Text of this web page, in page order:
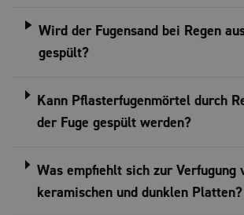
Wird der Fugensand bei Regen
gespült?
Kann Pflasterfugenmörtel durch
der Fuge gespült werden?
Was empfiehlt sich zur Verfugung
keramischen und dunklen Platten?